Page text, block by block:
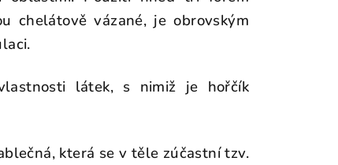
chelátově vázané, je obrovským
látek, s nimiž je hořčík
která se v těle zúčastní tzv.